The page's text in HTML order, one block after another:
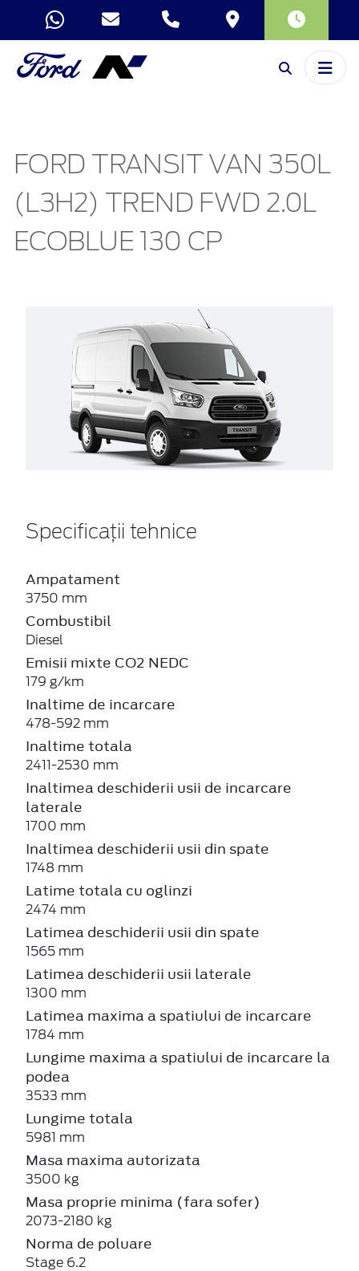
FORD TRANSIT VAN 350L
(L3H2) TREND FWD 2.0L
ECOBLUE 130 CP
Specificații tehnice
Ampatament
3750 mm
Combustibil
Diesel
Emisii mixte CO2 NEDC
179 g/km
Inaltime de incarcare
478-592 mm
Inaltime totala
2411-2530 mm
Inaltimea deschiderii usii de incarcare
laterale
1700 mm
Inaltimea deschiderii usii din spate
1748 mm
Latime totala cu oglinzi
2474 mm
Latimea deschiderii usii din spate
1565 mm
Latimea deschiderii usii laterale
1300 mm
Latimea maxima a spatiului de incarcare
1784 mm
Lungime maxima a spatiului de incarcare la
podea
3533 mm
Lungime totala
5981 mm
Masa maxima autorizata
3500 kg
Masa proprie minima (fara sofer)
2073-2180 kg
Norma de poluare
Stage 6.2